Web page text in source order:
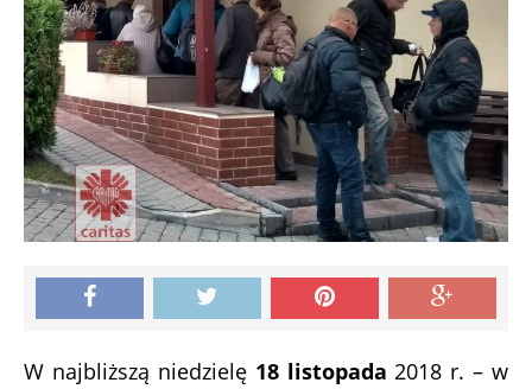
W najbliższą niedzielę 18 listopada 2018 r. – w